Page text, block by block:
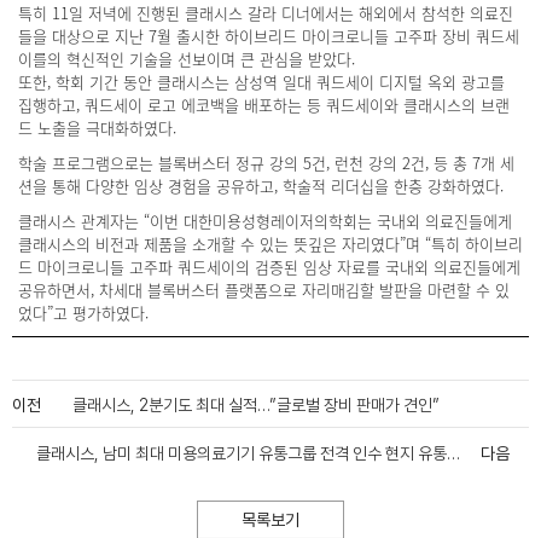
특히 11일 저녁에 진행된 클래시스 갈라 디너에서는 해외에서 참석한 의료진
들을 대상으로 지난 7월 출시한 하이브리드 마이크로니들 고주파 장비 쿼드세
이를의 혁신적인 기술을 선보이며 큰 관심을 받았다.
또한, 학회 기간 동안 클래시스는 삼성역 일대 쿼드세이 디지털 옥외 광고를
집행하고, 쿼드세이 로고 에코백을 배포하는 등 쿼드세이와 클래시스의 브랜
드 노출을 극대화하였다.
학술 프로그램으로는 블록버스터 정규 강의 5건, 런천 강의 2건, 등 총 7개 세
션을 통해 다양한 임상 경험을 공유하고, 학술적 리더십을 한층 강화하였다.
클래시스 관계자는 “이번 대한미용성형레이저의학회는 국내외 의료진들에게
클래시스의 비전과 제품을 소개할 수 있는 뜻깊은 자리였다”며 “특히 하이브리
드 마이크로니들 고주파 쿼드세이의 검증된 임상 자료를 국내외 의료진들에게
공유하면서, 차세대 블록버스터 플랫폼으로 자리매김할 발판을 마련할 수 있
었다”고 평가하였다.
이전 클래시스, 2분기도 최대 실적…”글로벌 장비 판매가 견인”
클래시스, 남미 최대 미용의료기기 유통그룹 전격 인수 현지 유통망∙고객 접점 확보로 성장 가속화 다음
목록보기